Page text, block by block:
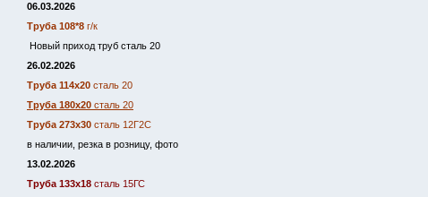
06.03.2026
Труба 108*8 г/к
Новый приход труб сталь 20
26.02.2026
Труба 114х20 сталь 20
Труба 180х20 сталь 20
Труба 273х30 сталь 12Г2С
в наличии, резка в розницу, фото
13.02.2026
Труба 133х18 сталь 15ГС